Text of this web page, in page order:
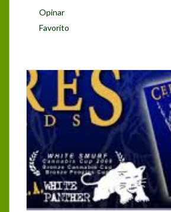
Opinar
Favorito